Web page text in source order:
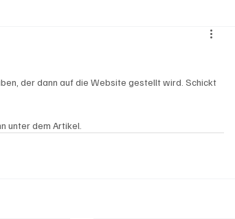
der dann auf die Website gestellt wird. Schickt
unter dem Artikel.